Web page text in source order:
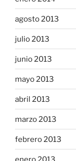
agosto 2013
julio 2013
junio 2013
mayo 2013
abril 2013
marzo 2013
febrero 2013